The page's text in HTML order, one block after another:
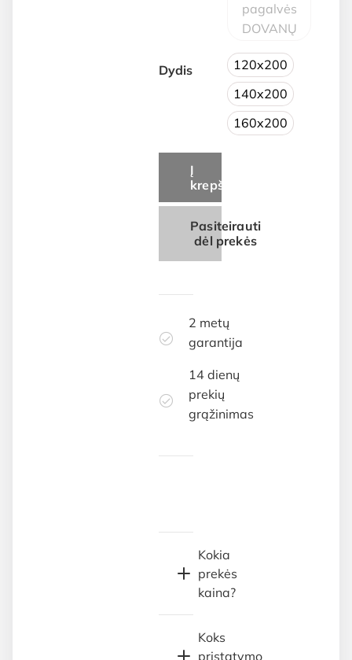
pagalvės
DOVANŲ
Dydis
120x200
140x200
160x200
Į
krepšelį
Pasiteirauti
dėl prekės
2 metų
garantija
14 dienų
prekių
grąžinimas
Kokia
prekės
kaina?
Koks
pristatymo